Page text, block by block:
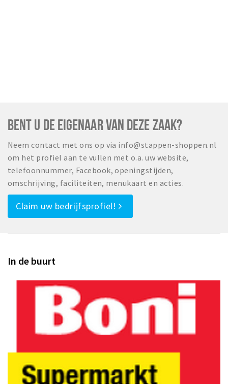
BENT U DE EIGENAAR VAN DEZE ZAAK?
Neem contact met ons op via info@stappen-shoppen.nl
om het profiel aan te vullen met o.a. uw website,
telefoonnummer, Facebook, openingstijden,
omschrijving, faciliteiten, menukaart en acties.
Claim uw bedrijfsprofiel!
In de buurt